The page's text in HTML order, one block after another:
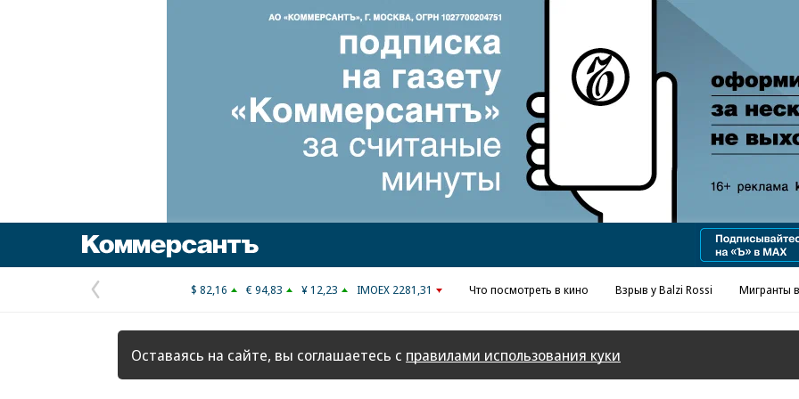
Реклама в «Ъ» www.kommersant.ru/ad
Предыдущая
страница
$ 82,16 € 94,83 ¥ 12,23 IMOEX 2281,31 Что посмотреть в кино Взрыв у Balzi Rossi Мигранты
Оставаясь на сайте, вы соглашаетесь с правилами использования куки